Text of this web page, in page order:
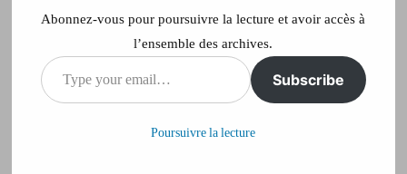
De nouvelles têtes à
Matignon
Abonnez-vous pour poursuivre la lecture et avoir accès à
l’ensemble des archives.
Type
your
Subscribe
Poursuivre la lecture